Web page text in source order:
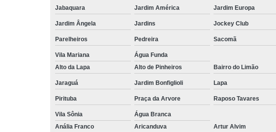
Jabaquara Jardim América Jardim Europa
Jardim Ângela Jardins Jockey Club
Parelheiros Pedreira Sacomã
Vila Mariana
Água Funda
Alto da Lapa
Alto de Pinheiros Bairro do Limão
Jaraguá Jardim Bonfiglioli Lapa
Pirituba Praça da Arvore Raposo Tavares
Vila Sônia
Água Branca
Anália Franco
Aricanduva Artur Alvim